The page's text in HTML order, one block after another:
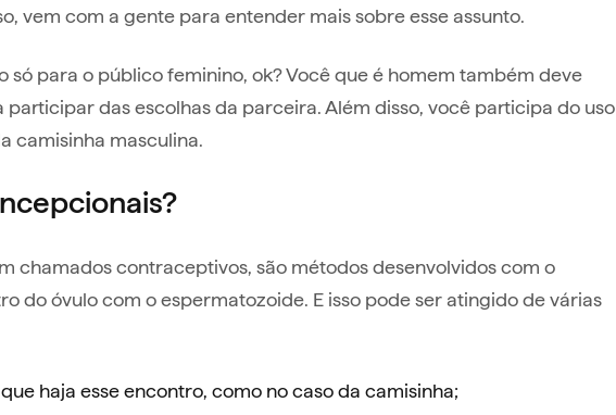
vem com a gente para entender mais sobre esse assunto.
só para o público feminino, ok? Você que é homem também deve
das escolhas da parceira. Além disso, você participa do uso
camisinha masculina.
chamados contraceptivos, são métodos desenvolvidos com o
do óvulo com o espermatozoide. E isso pode ser atingido de várias
haja esse encontro, como no caso da camisinha;